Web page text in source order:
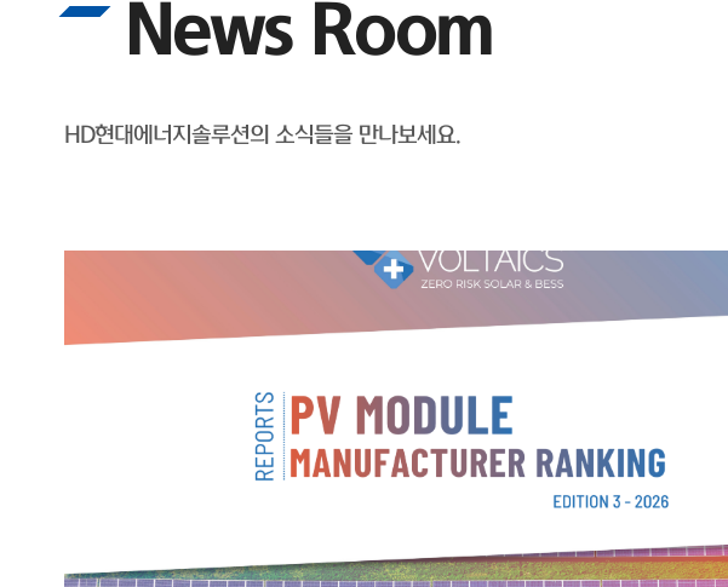
News Room
HD현대에너지솔루션의 소식들을 만나보세요.